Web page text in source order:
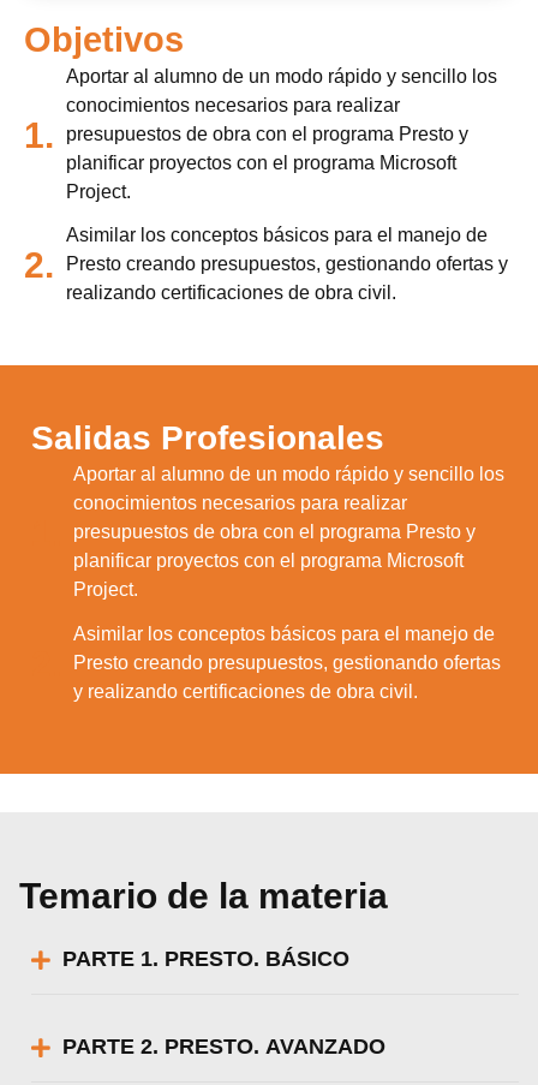
Objetivos
1.
Aportar al alumno de un modo rápido y sencillo los
conocimientos necesarios para realizar
presupuestos de obra con el programa Presto y
planificar proyectos con el programa Microsoft
Project.
2.
Asimilar los conceptos básicos para el manejo de
Presto creando presupuestos, gestionando ofertas y
realizando certificaciones de obra civil.
Salidas Profesionales
Aportar al alumno de un modo rápido y sencillo los
conocimientos necesarios para realizar
presupuestos de obra con el programa Presto y
planificar proyectos con el programa Microsoft
Project.
Asimilar los conceptos básicos para el manejo de
Presto creando presupuestos, gestionando ofertas
y realizando certificaciones de obra civil.
Temario de la materia
PARTE 1. PRESTO. BÁSICO
PARTE 2. PRESTO. AVANZADO